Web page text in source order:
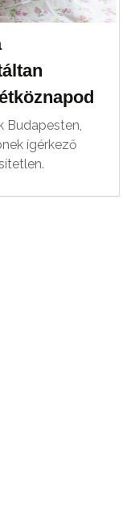
Budapesten,
ígérkező